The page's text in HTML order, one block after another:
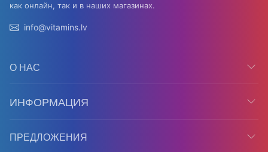
как онлайн, так и в наших магазинах.
info@vitamins.lv
О НАС
ИНФОРМАЦИЯ
ПРЕДЛОЖЕНИЯ